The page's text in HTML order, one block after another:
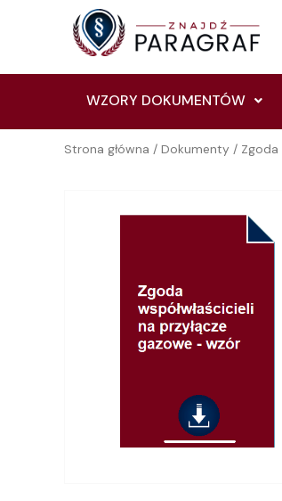
WZORY DOKUMENTÓW
Strona główna / Dokumenty / Zgoda